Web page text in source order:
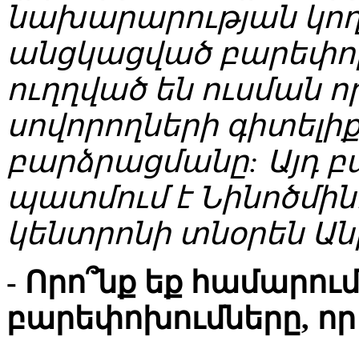
նախարարության
անցկացված
ուղղված են ուսման
սովորողների
բարձրացմանը: Այդ
պատմում է
կենտրոնի տնօրեն
- Որո՞նք եք
բարեփոխումները,